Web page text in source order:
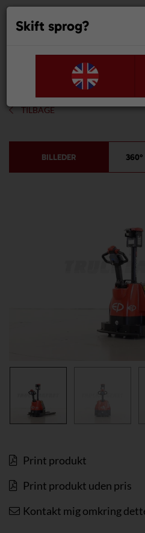
TILBAGE
BILLEDER 360°
Print produkt
Print produkt uden pris
Kontakt mig omkring
Skift sprog?